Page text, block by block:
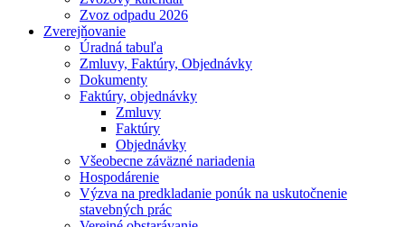
Zvoz odpadu 2026
Zverejňovanie
Úradná tabuľa
Zmluvy, Faktúry, Objednávky
Dokumenty
Faktúry, objednávky
Zmluvy
Faktúry
Objednávky
Všeobecne záväzné nariadenia
Hospodárenie
Výzva na predkladanie ponúk na uskutočnenie
stavebných prác